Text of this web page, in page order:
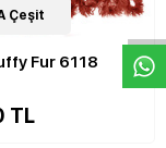
Çeşit
Fur 6118
TL